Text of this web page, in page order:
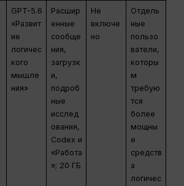
GPT-5.6
«Развит
ие
логичес
кого
мышле
ния»
Расшир
енные
сообще
ния,
загрузк
и,
подроб
ные
исслед
ования,
Codex и
«Работа
»; 20 ГБ
Не
включе
но
Отдель
ные
пользо
ватели,
которы
м
требую
тся
более
мощны
е
средств
а
логичес